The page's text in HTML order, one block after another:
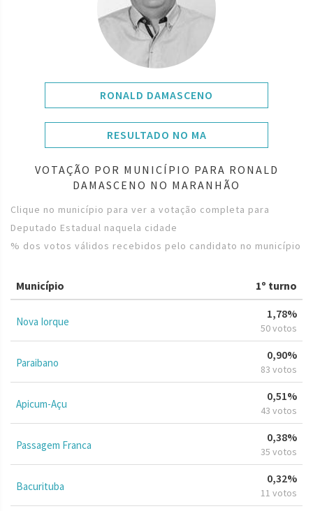
RONALD DAMASCENO
RESULTADO NO MA
VOTAÇÃO POR MUNICÍPIO PARA RONALD
DAMASCENO NO MARANHÃO
Clique no município para ver a votação completa para
Deputado Estadual naquela cidade
% dos votos válidos recebidos pelo candidato no município
Município 1º turno
Nova Iorque
1,78%
50 votos
Paraibano
0,90%
83 votos
Apicum-Açu
0,51%
43 votos
Passagem Franca
0,38%
35 votos
Bacurituba
0,32%
11 votos